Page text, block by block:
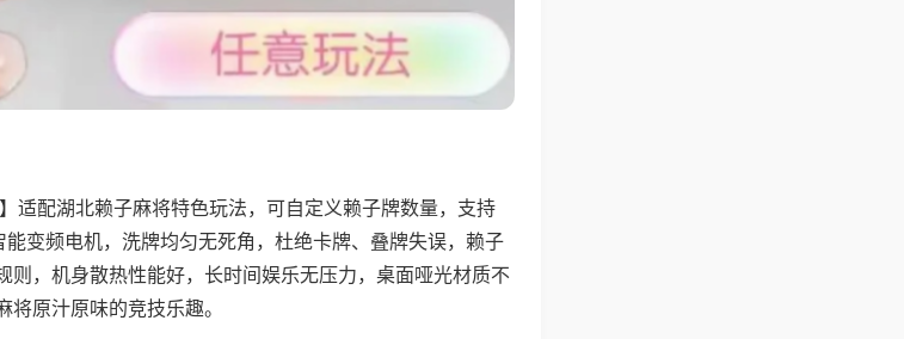
适配湖北赖子麻将特色玩法，可自定义赖子牌数量，支持
变频电机，洗牌均匀无死角，杜绝卡牌、叠牌失误，赖子
则，机身散热性能好，长时间娱乐无压力，桌面哑光材质不
原汁原味的竞技乐趣。